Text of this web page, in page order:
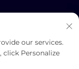
our services.
click Personalize